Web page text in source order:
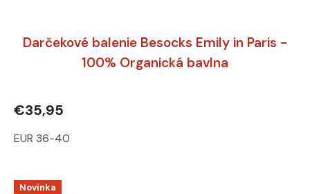
Darčekové balenie Besocks Emily in Paris -
100% Organická bavlna
€35,95
EUR 36-40
Novinka